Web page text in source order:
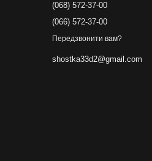
(068) 572-37-00
(066) 572-37-00
Передзвонити вам?
shostka33d2@gmail.com